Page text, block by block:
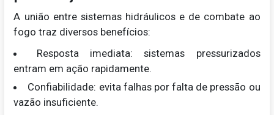
A união entre sistemas hidráulicos e de combate ao
fogo traz diversos benefícios:
Resposta imediata: sistemas pressurizados
entram em ação rapidamente.
Confiabilidade: evita falhas por falta de pressão ou
vazão insuficiente.